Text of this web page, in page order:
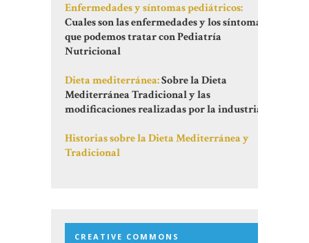
Enfermedades y síntomas pediátricos:
Cuales son las enfermedades y los síntomas
que podemos tratar con Pediatría
Nutricional
Dieta mediterránea:Sobre la Dieta
Mediterránea Tradicional y las
modificaciones realizadas por la industria
Historias sobre la Dieta Mediterránea y
Tradicional
CREATIVE COMMONS